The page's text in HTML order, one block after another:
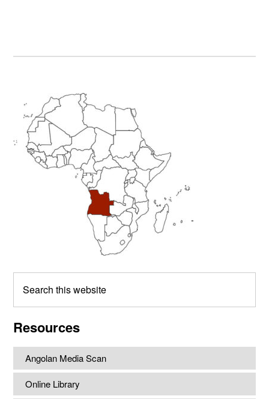
Primary
Sidebar
this
Resources
Angolan Media Scan
Online Library